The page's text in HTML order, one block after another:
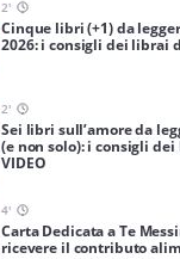
2'
Cinque libri (+1) da
2026: i consigli dei librai
2'
Sei libri sull’amore da
(e non solo): i consigli
VIDEO
4'
Carta Dedicata a Te
ricevere il contributo